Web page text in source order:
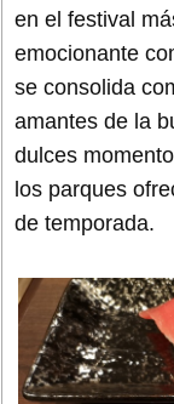
en el festival
emocionante
se consolida
amantes de la
dulces
los parques
de temporada.